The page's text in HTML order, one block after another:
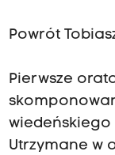
Powrót
Pierwsze
wiedeńskiego
Utrzymane w